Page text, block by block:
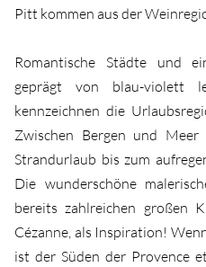
Pitt kommen aus der
Romantische Städte und
geprägt von blau-violett
kennzeichnen die
Zwischen Bergen und
Strandurlaub bis zum
Die wunderschöne
bereits zahlreichen großen
Cézanne, als Inspiration!
ist der Süden der Provence